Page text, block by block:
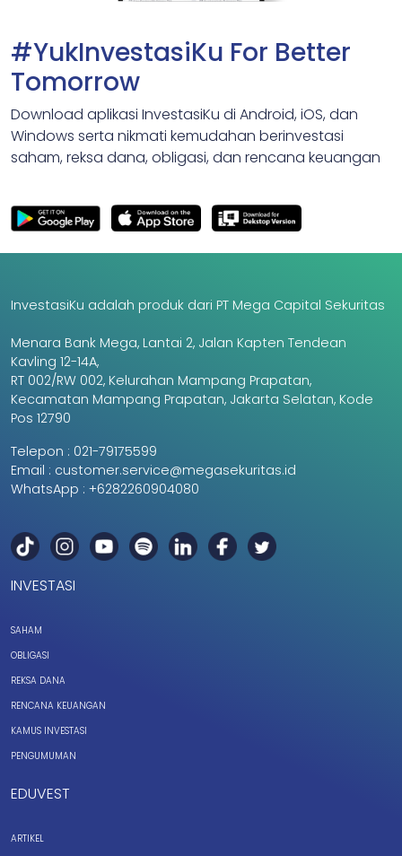
#YukInvestasiKu For Better
Tomorrow
Download aplikasi InvestasiKu di Android, iOS, dan
Windows serta nikmati kemudahan berinvestasi
saham, reksa dana, obligasi, dan rencana keuangan
InvestasiKu adalah produk dari PT Mega Capital Sekuritas
Menara Bank Mega, Lantai 2, Jalan Kapten Tendean
Kavling 12-14A,
RT 002/RW 002, Kelurahan Mampang Prapatan,
Kecamatan Mampang Prapatan, Jakarta Selatan, Kode
Pos 12790
Telepon : 021-79175599
Email : customer.service@megasekuritas.id
WhatsApp : +6282260904080
INVESTASI
SAHAM
OBLIGASI
REKSA DANA
RENCANA KEUANGAN
KAMUS INVESTASI
PENGUMUMAN
EDUVEST
ARTIKEL